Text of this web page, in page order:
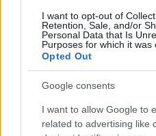
I want to opt-out of
Retention, Sale, and/or
Personal Data that Is
Purposes for which it was
Opted Out
Google consents
I want to allow Google to
related to advertising like
A kárpitozott ajtóról
mágneszárat, majd
több mint 150 apró szög
eltávolításával el is
legidőigényesebb